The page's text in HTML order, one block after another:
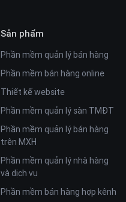
Sản phẩm
Phần mềm quản lý bán hàng
Phần mềm bán hàng online
Thiết kế website
Phần mềm quản lý sàn TMĐT
Phần mềm quản lý bán hàng
trên MXH
Phần mềm quản lý nhà hàng
và dịch vụ
Phần mềm bán hàng hợp kênh